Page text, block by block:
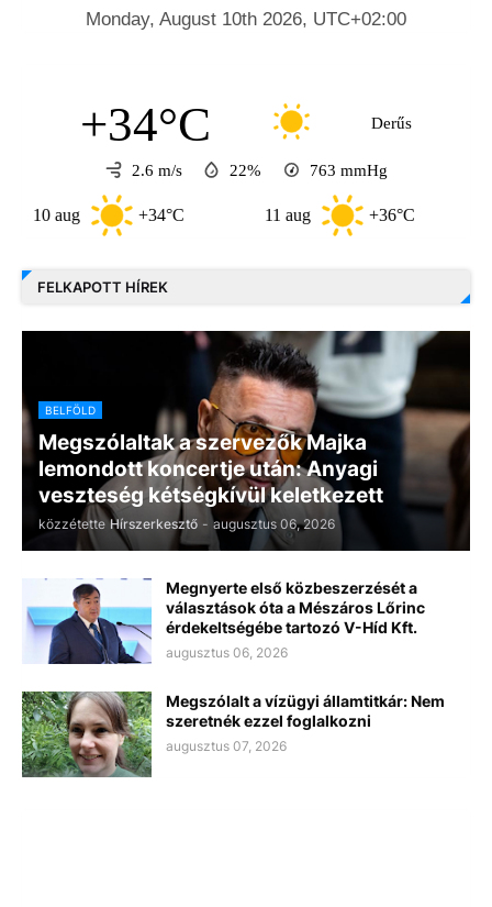
+34°C Derűs
2.6 m/s 22% 763 mmHg
+34°C +36°C
FELKAPOTT HÍREK
BELFÖLD
Megszólaltak a szervezők Majka
lemondott koncertje után: Anyagi
veszteség kétségkívül keletkezett
közzétette Hírszerkesztő - augusztus 06, 2026
Megnyerte első közbeszerzését a
választások óta a Mészáros Lőrinc
érdekeltségébe tartozó V-Híd Kft.
augusztus 06, 2026
Megszólalt a vízügyi államtitkár: Nem
szeretnék ezzel foglalkozni
augusztus 07, 2026